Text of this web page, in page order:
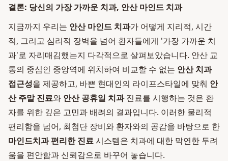
결론: 당신의 가장 가까운 치과, 안산 마인드 치과
지금까지 우리는 안산 마인드 치과가 어떻게 지리적, 시간
적, 그리고 심리적 장벽을 넘어 환자들에게 '가장 가까운 치
과'로 자리매김했는지 다각적으로 살펴보았습니다. 안산 교
통의 중심인 중앙역에 위치하여 비교할 수 없는 안산 치과
접근성을 제공하고, 바쁜 현대인의 라이프스타일에 맞춰 안
산 주말 진료와 안산 공휴일 치과진료를 시행하는 것은 환
자를 위한 깊은 고민과 배려의 결과입니다. 이러한 물리적
편리함을 넘어, 최첨단 장비와 환자와의 공감을 바탕으로 한
마인드치과 편리한 진료시스템은 치과에 대한 막연한 두려
움을 편안함과 신뢰감으로 바꾸어 놓습니다.